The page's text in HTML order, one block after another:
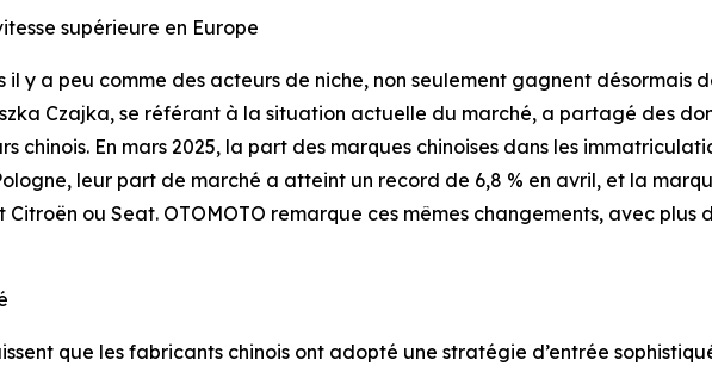
supérieure en Europe
il y a peu comme des acteurs de niche, non seulement gagnent désormais
Czajka, se référant à la situation actuelle du marché, a partagé des
chinois. En mars 2025, la part des marques chinoises dans les
leur part de marché a atteint un record de 6,8 % en avril, et la
Citroën ou Seat. OTOMOTO remarque ces mêmes changements, avec
que les fabricants chinois ont adopté une stratégie d’entrée